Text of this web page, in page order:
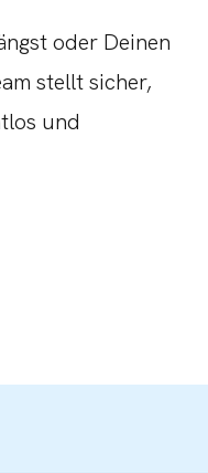
oder Deinen
stellt sicher,
und